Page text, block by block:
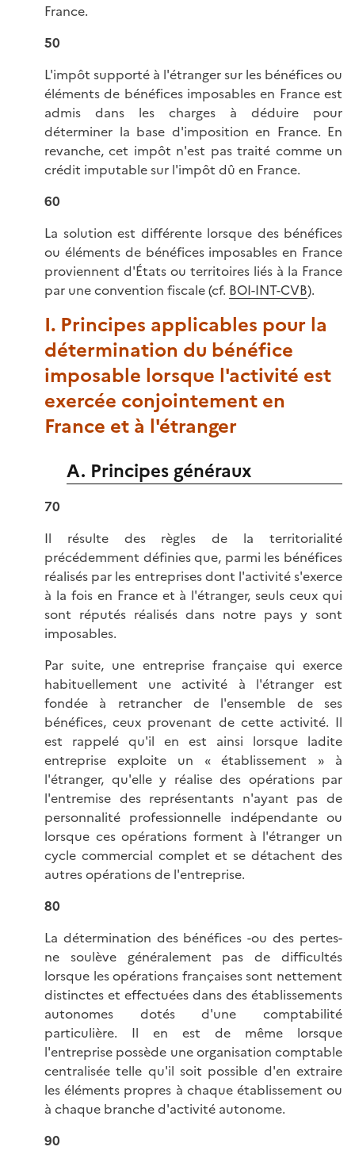
France.
50
L'impôt supporté à l'étranger sur les bénéfices ou
éléments de bénéfices imposables en France est
admis dans les charges à déduire pour
déterminer la base d'imposition en France. En
revanche, cet impôt n'est pas traité comme un
crédit imputable sur l'impôt dû en France.
60
La solution est différente lorsque des bénéfices
ou éléments de bénéfices imposables en France
proviennent d'États ou territoires liés à la France
par une convention fiscale (cf. BOI-INT-CVB).
I. Principes applicables pour la
détermination du bénéfice
imposable lorsque l'activité est
exercée conjointement en
France et à l'étranger
A. Principes généraux
70
Il résulte des règles de la territorialité
précédemment définies que, parmi les bénéfices
réalisés par les entreprises dont l'activité s'exerce
à la fois en France et à l'étranger, seuls ceux qui
sont réputés réalisés dans notre pays y sont
imposables.
Par suite, une entreprise française qui exerce
habituellement une activité à l'étranger est
fondée à retrancher de l'ensemble de ses
bénéfices, ceux provenant de cette activité. Il
est rappelé qu'il en est ainsi lorsque ladite
entreprise exploite un « établissement » à
l'étranger, qu'elle y réalise des opérations par
l'entremise des représentants n'ayant pas de
personnalité professionnelle indépendante ou
lorsque ces opérations forment à l'étranger un
cycle commercial complet et se détachent des
autres opérations de l'entreprise.
80
La détermination des bénéfices -ou des pertes-
ne soulève généralement pas de difficultés
lorsque les opérations françaises sont nettement
distinctes et effectuées dans des établissements
autonomes dotés d'une comptabilité
particulière. Il en est de même lorsque
l'entreprise possède une organisation comptable
centralisée telle qu'il soit possible d'en extraire
les éléments propres à chaque établissement ou
à chaque branche d'activité autonome.
90